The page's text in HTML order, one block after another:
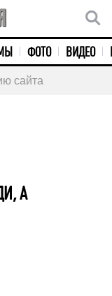
ФОТО ВИДЕО
сайта
А